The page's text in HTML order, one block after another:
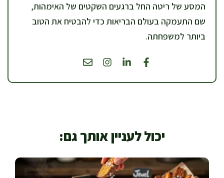
המסע של ריטה החל ברגעים השקטים של האימהות,
שם התעמקה בעולם הבריאות כדי להבטיח את הטוב
ביותר למשפחתה.
יכול לעניין אותך גם: